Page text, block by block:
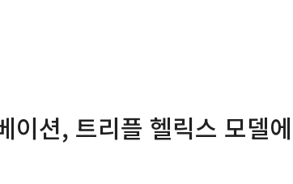
이션, 트리플 헬릭스 모델